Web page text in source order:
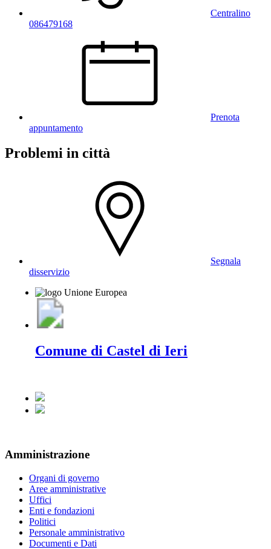
Centralino
086479168
Prenota
appuntamento
Problemi in città
Segnala
disservizio
Comune di Castel di Ieri
Amministrazione
Organi di governo
Aree amministrative
Uffici
Enti e fondazioni
Politici
Personale amministrativo
Documenti e Dati